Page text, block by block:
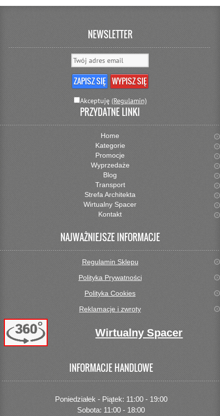
NEWSLETTER
Akceptuję (Regulamin)
PRZYDATNE LINKI
Home
Kategorie
Promocje
Wyprzedaże
Blog
Transport
Strefa Architekta
Wirtualny Spacer
Kontakt
NAJWAŻNIEJSZE INFORMACJE
Regulamin Sklepu
Polityka Prywatności
Polityka Cookies
Reklamacje i zwroty
Wirtualny Spacer
INFORMACJE HANDLOWE
Poniedziałek - Piątek: 11:00 - 19:00
Sobota: 11:00 - 18:00